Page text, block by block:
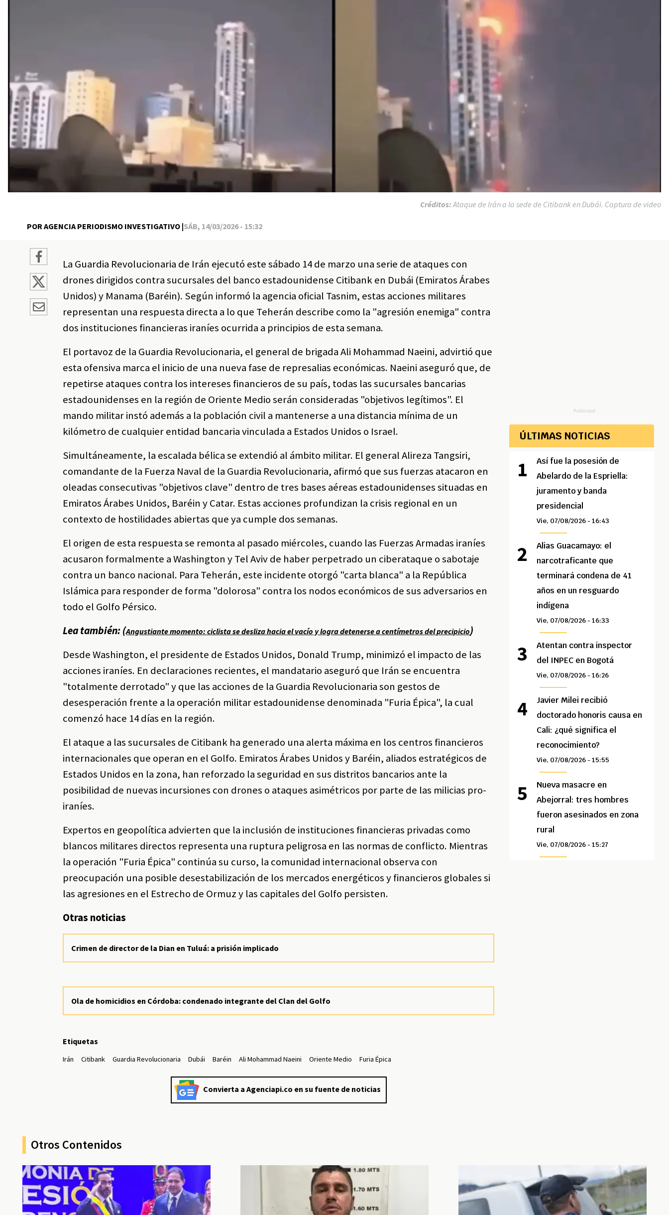
POR AGENCIA PERIODISMO INVESTIGATIVO |SÁB, 14/03/2026 - 15:32
Créditos: Ataque de Irán a la sede de Citibank en Dubái. Captura de video
La Guardia Revolucionaria de Irán ejecutó este sábado 14 de marzo una serie de ataques con
drones dirigidos contra sucursales del banco estadounidense Citibank en Dubái (Emiratos Árabes
Unidos) y Manama (Baréin). Según informó la agencia oficial Tasnim, estas acciones militares
representan una respuesta directa a lo que Teherán describe como la "agresión enemiga" contra
dos instituciones financieras iraníes ocurrida a principios de esta semana.
El portavoz de la Guardia Revolucionaria, el general de brigada Ali Mohammad Naeini, advirtió que
esta ofensiva marca el inicio de una nueva fase de represalias económicas. Naeini aseguró que, de
repetirse ataques contra los intereses financieros de su país, todas las sucursales bancarias
estadounidenses en la región de Oriente Medio serán consideradas "objetivos legítimos". El
mando militar instó además a la población civil a mantenerse a una distancia mínima de un
kilómetro de cualquier entidad bancaria vinculada a Estados Unidos o Israel.
Simultáneamente, la escalada bélica se extendió al ámbito militar. El general Alireza Tangsiri,
comandante de la Fuerza Naval de la Guardia Revolucionaria, afirmó que sus fuerzas atacaron en
oleadas consecutivas "objetivos clave" dentro de tres bases aéreas estadounidenses situadas en
Emiratos Árabes Unidos, Baréin y Catar. Estas acciones profundizan la crisis regional en un
contexto de hostilidades abiertas que ya cumple dos semanas.
El origen de esta respuesta se remonta al pasado miércoles, cuando las Fuerzas Armadas iraníes
acusaron formalmente a Washington y Tel Aviv de haber perpetrado un ciberataque o sabotaje
contra un banco nacional. Para Teherán, este incidente otorgó "carta blanca" a la República
Islámica para responder de forma "dolorosa" contra los nodos económicos de sus adversarios en
todo el Golfo Pérsico.
Lea también: (Angustiante momento: ciclista se desliza hacia el vacío y logra detenerse a centímetros del precipicio)
Desde Washington, el presidente de Estados Unidos, Donald Trump, minimizó el impacto de las
acciones iraníes. En declaraciones recientes, el mandatario aseguró que Irán se encuentra
"totalmente derrotado" y que las acciones de la Guardia Revolucionaria son gestos de
desesperación frente a la operación militar estadounidense denominada "Furia Épica", la cual
comenzó hace 14 días en la región.
El ataque a las sucursales de Citibank ha generado una alerta máxima en los centros financieros
internacionales que operan en el Golfo. Emiratos Árabes Unidos y Baréin, aliados estratégicos de
Estados Unidos en la zona, han reforzado la seguridad en sus distritos bancarios ante la
posibilidad de nuevas incursiones con drones o ataques asimétricos por parte de las milicias pro-
iraníes.
Expertos en geopolítica advierten que la inclusión de instituciones financieras privadas como
blancos militares directos representa una ruptura peligrosa en las normas de conflicto. Mientras
la operación "Furia Épica" continúa su curso, la comunidad internacional observa con
preocupación una posible desestabilización de los mercados energéticos y financieros globales si
las agresiones en el Estrecho de Ormuz y las capitales del Golfo persisten.
Otras noticias
Crimen de director de la Dian en Tuluá: a prisión implicado
Ola de homicidios en Córdoba: condenado integrante del Clan del Golfo
Etiquetas
Irán Citibank Guardia Revolucionaria Dubái Baréin Ali Mohammad Naeini Oriente Medio Furia Épica
Convierta a Agenciapi.co en su fuente de noticias
Publicidad
ÚLTIMAS NOTICIAS
Así fue la posesión de
Abelardo de la Espriella:
juramento y banda
presidencial
Vie, 07/08/2026 - 16:43
Alias Guacamayo: el
narcotraficante que
terminará condena de 41
años en un resguardo
indígena
Vie, 07/08/2026 - 16:33
Atentan contra inspector
del INPEC en Bogotá
Vie, 07/08/2026 - 16:26
Javier Milei recibió
doctorado honoris causa en
Cali: ¿qué significa el
reconocimiento?
Vie, 07/08/2026 - 15:55
Nueva masacre en
Abejorral: tres hombres
fueron asesinados en zona
rural
Vie, 07/08/2026 - 15:27
Otros Contenidos